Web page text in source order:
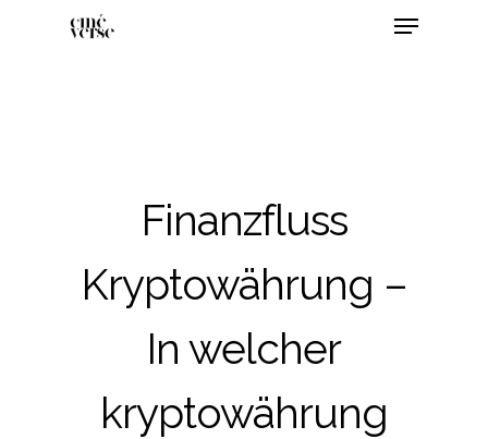
Finanzfluss
Kryptowährung –
In welcher
kryptowährung